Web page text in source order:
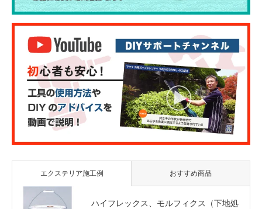
エクステリア施工例 おすすめ商品
ハイフレックス、モルフィクス（下地処